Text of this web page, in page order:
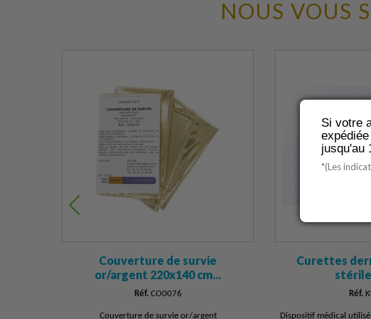
NOUS VOUS
Couverture de survie
or/argent 220x140 cm...
Réf. CO0076
Couverture de survie or/argent
Curettes
Réf.
Dispositif médical
Si votre
jusqu'au
*(Les